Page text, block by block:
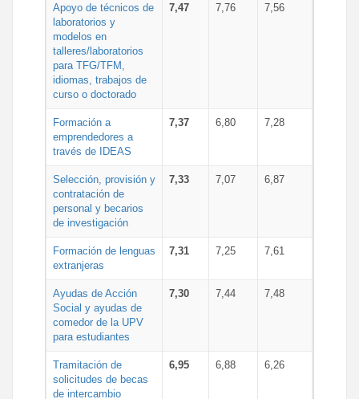
Apoyo de técnicos de
laboratorios y
modelos en
talleres/laboratorios
para TFG/TFM,
idiomas, trabajos de
curso o doctorado
7,47 7,76 7,56
Formación a
emprendedores a
través de IDEAS
7,37 6,80 7,28
Selección, provisión y
contratación de
personal y becarios
de investigación
7,33 7,07 6,87
Formación de lenguas
extranjeras
7,31 7,25 7,61
Ayudas de Acción
Social y ayudas de
comedor de la UPV
para estudiantes
7,30 7,44 7,48
Tramitación de
solicitudes de becas
de intercambio
6,95 6,88 6,26